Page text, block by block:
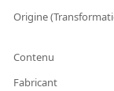
Origine
Contenu
Fabricant